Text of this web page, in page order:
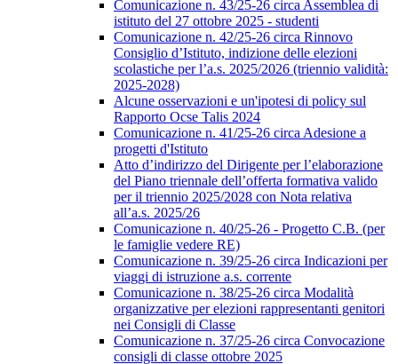
Comunicazione n. 43/25-26 circa Assemblea di
istituto del 27 ottobre 2025 - studenti
Comunicazione n. 42/25-26 circa Rinnovo
Consiglio d’Istituto, indizione delle elezioni
scolastiche per l’a.s. 2025/2026 (triennio validità:
2025-2028)
Alcune osservazioni e un'ipotesi di policy sul
Rapporto Ocse Talis 2024
Comunicazione n. 41/25-26 circa Adesione a
progetti d'Istituto
Atto d’indirizzo del Dirigente per l’elaborazione
del Piano triennale dell’offerta formativa valido
per il triennio 2025/2028 con Nota relativa
all’a.s. 2025/26
Comunicazione n. 40/25-26 - Progetto C.B. (per
le famiglie vedere RE)
Comunicazione n. 39/25-26 circa Indicazioni per
viaggi di istruzione a.s. corrente
Comunicazione n. 38/25-26 circa Modalità
organizzative per elezioni rappresentanti genitori
nei Consigli di Classe
Comunicazione n. 37/25-26 circa Convocazione
consigli di classe ottobre 2025